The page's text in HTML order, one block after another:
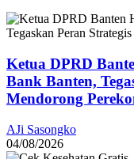
Ketua DPRD
Bank Banten,
Mendorong
AJi Sasongko
04/08/2026